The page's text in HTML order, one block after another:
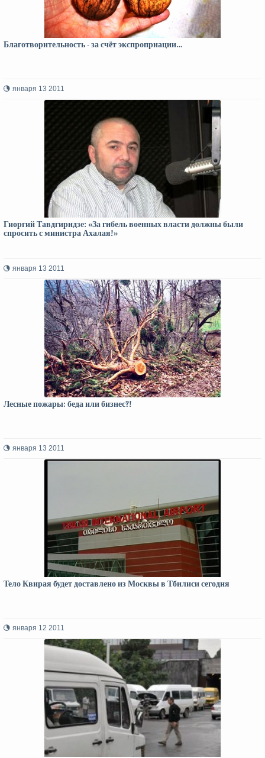
Благотворительность - за счёт экспроприации…
января 13 2011
Гиоргий Тавдгиридзе: «За гибель военных власти должны были
спросить с министра Ахалая!»
января 13 2011
Лесные пожары: беда или бизнес?!
января 13 2011
Тело Квирая будет доставлено из Москвы в Тбилиси сегодня
января 12 2011